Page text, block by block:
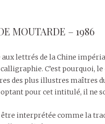
MOUTARDE – 1986
lettrés de la Chine
C’est pourquoi,
des plus illustres maîtres
pour cet intitulé, il
interprétée comme la